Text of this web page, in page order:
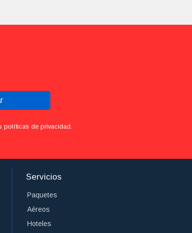
políticas de privacidad.
Servicios
Paquetes
Aéreos
Hoteles